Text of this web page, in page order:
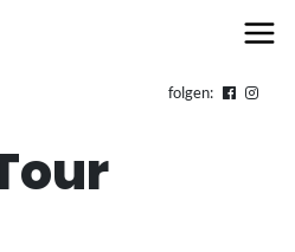
folgen: